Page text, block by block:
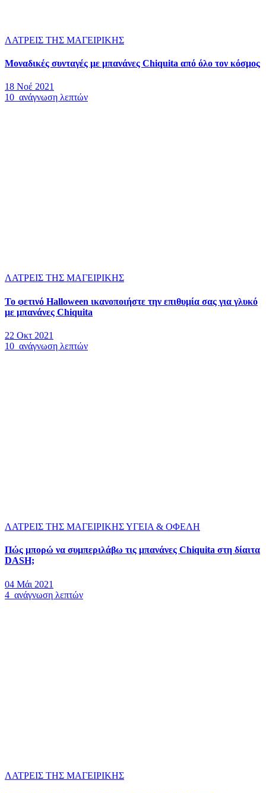
ΛΑΤΡΕΙΣ ΤΗΣ ΜΑΓΕΙΡΙΚΗΣ
Μοναδικές συνταγές με μπανάνες Chiquita από όλο τον κόσμος
18 Νοέ 2021
10 ανάγνωση λεπτών
ΛΑΤΡΕΙΣ ΤΗΣ ΜΑΓΕΙΡΙΚΗΣ
Το φετινό Halloween ικανοποιήστε την επιθυμία σας για γλυκό
με μπανάνες Chiquita
22 Οκτ 2021
10 ανάγνωση λεπτών
ΛΑΤΡΕΙΣ ΤΗΣ ΜΑΓΕΙΡΙΚΗΣΥΓΕΙΑ & ΟΦΕΛΗ
Πώς μπορώ να συμπεριλάβω τις μπανάνες Chiquita στη δίαιτα
DASH;
04 Μάι 2021
4 ανάγνωση λεπτών
ΛΑΤΡΕΙΣ ΤΗΣ ΜΑΓΕΙΡΙΚΗΣ